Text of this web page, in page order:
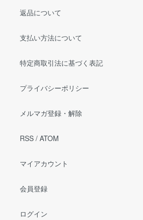
返品について
支払い方法について
特定商取引法に基づく表記
プライバシーポリシー
メルマガ登録・解除
RSS / ATOM
マイアカウント
会員登録
ログイン